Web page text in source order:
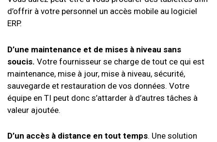
d’offrir à votre personnel un accès mobile au logiciel
ERP.
D’une maintenance et de mises à niveau sans
soucis. Votre fournisseur se charge de tout ce qui est
maintenance, mise à jour, mise à niveau, sécurité,
sauvegarde et restauration de vos données. Votre
équipe en TI peut donc s’attarder à d’autres tâches à
valeur ajoutée.
D’un accès à distance en tout temps. Une solution